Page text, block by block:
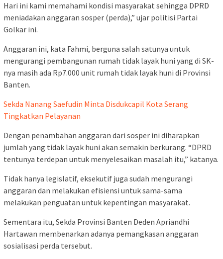
Hari ini kami memahami kondisi masyarakat sehingga DPRD
meniadakan anggaran sosper (perda),” ujar politisi Partai
Golkar ini.
Anggaran ini, kata Fahmi, berguna salah satunya untuk
mengurangi pembangunan rumah tidak layak huni yang di SK-
nya masih ada Rp7.000 unit rumah tidak layak huni di Provinsi
Banten.
Sekda Nanang Saefudin Minta Disdukcapil Kota Serang
Tingkatkan Pelayanan
Dengan penambahan anggaran dari sosper ini diharapkan
jumlah yang tidak layak huni akan semakin berkurang. “DPRD
tentunya terdepan untuk menyelesaikan masalah itu,” katanya.
Tidak hanya legislatif, eksekutif juga sudah mengurangi
anggaran dan melakukan efisiensi untuk sama-sama
melakukan penguatan untuk kepentingan masyarakat.
Sementara itu, Sekda Provinsi Banten Deden Apriandhi
Hartawan membenarkan adanya pemangkasan anggaran
sosialisasi perda tersebut.